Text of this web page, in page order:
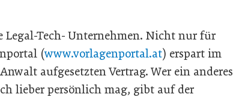
Legal-Tech- Unternehmen. Nicht nur für
(www.vorlagenportal.at) erspart im
aufgesetzten Vertrag. Wer ein anderes
lieber persönlich mag, gibt auf der